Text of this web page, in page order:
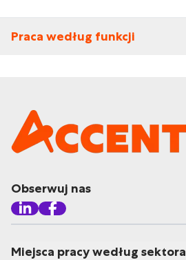
Praca według funkcji
Obserwuj nas
Miejsca pracy według sektora